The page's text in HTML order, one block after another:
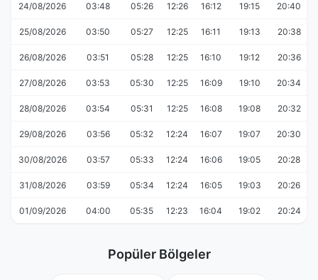
24/08/2026 03:48 05:26 12:26 16:12 19:15 20:40
25/08/2026 03:50 05:27 12:25 16:11 19:13 20:38
26/08/2026 03:51 05:28 12:25 16:10 19:12 20:36
27/08/2026 03:53 05:30 12:25 16:09 19:10 20:34
28/08/2026 03:54 05:31 12:25 16:08 19:08 20:32
29/08/2026 03:56 05:32 12:24 16:07 19:07 20:30
30/08/2026 03:57 05:33 12:24 16:06 19:05 20:28
31/08/2026 03:59 05:34 12:24 16:05 19:03 20:26
01/09/2026 04:00 05:35 12:23 16:04 19:02 20:24
Popüler Bölgeler